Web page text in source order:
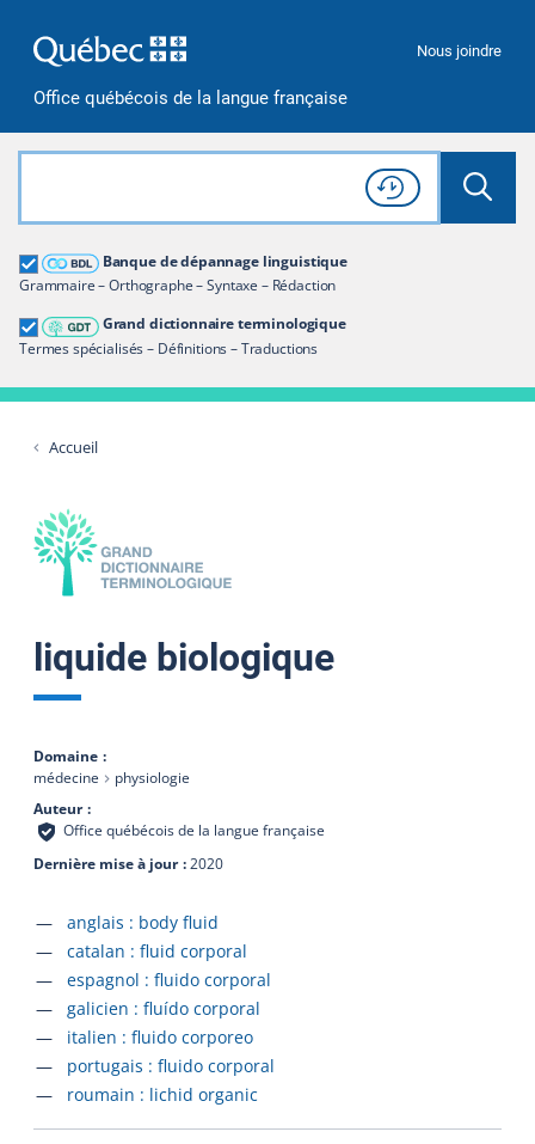
Office québécois de la langue française
Nous joindre
Rechercher dans tout le site
Lancer
Consulter l'
Historique
de recherche
Banque de dépannage linguistique
Grammaire – Orthographe – Syntaxe – Rédaction
Grand dictionnaire terminologique
Termes spécialisés – Définitions – Traductions
Grand dictionnaire terminologique
Restreindre aux termes
Accueil
liquide biologique
Domaine
médecine
physiologie
Auteur
Office québécois de la langue française
Dernière mise à jour 2020
Accéder à la fiche en
anglais : body fluid
Accéder à la fiche en
catalan : fluid corporal
Accéder à la fiche en
espagnol : fluido corporal
Accéder à la fiche en
galicien : fluído corporal
Accéder à la fiche en
italien : fluido corporeo
Accéder à la fiche en
portugais : fluido corporal
Accéder à la fiche en
roumain : lichid organic